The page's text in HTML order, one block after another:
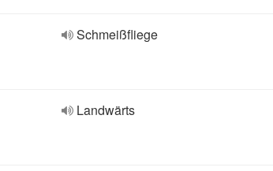
Schmeißfliege
Landwärts